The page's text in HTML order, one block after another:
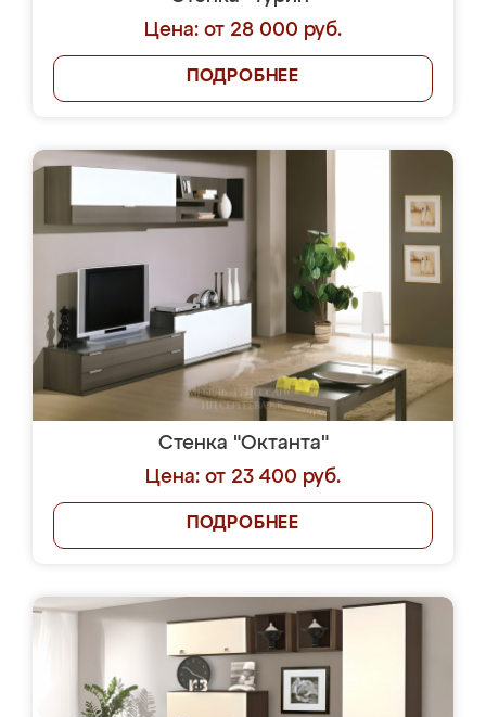
Цена: от 28 000 руб.
ПОДРОБНЕЕ
Стенка "Октанта"
Цена: от 23 400 руб.
ПОДРОБНЕЕ